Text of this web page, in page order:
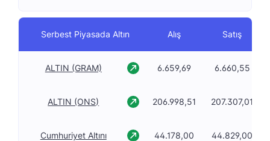
Serbest Piyasada Altın Alış Satış
ALTIN (GRAM) 6.659,69 6.660,55
ALTIN (ONS) 206.998,51 207.307,01
Cumhuriyet Altını 44.178,00 44.829,00